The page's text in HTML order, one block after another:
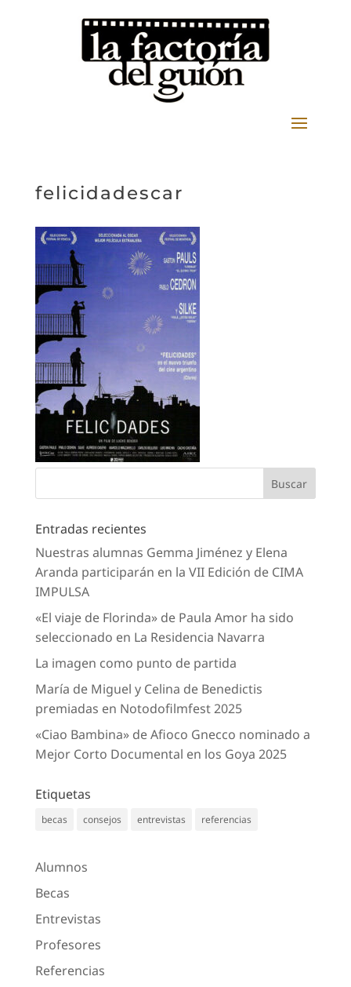
felicidadescar
Entradas recientes
Nuestras alumnas Gemma Jiménez y Elena
Aranda participarán en la VII Edición de CIMA
IMPULSA
«El viaje de Florinda» de Paula Amor ha sido
seleccionado en La Residencia Navarra
La imagen como punto de partida
María de Miguel y Celina de Benedictis
premiadas en Notodofilmfest 2025
«Ciao Bambina» de Afioco Gnecco nominado a
Mejor Corto Documental en los Goya 2025
Etiquetas
becas consejos entrevistas referencias
Alumnos
Becas
Entrevistas
Profesores
Referencias